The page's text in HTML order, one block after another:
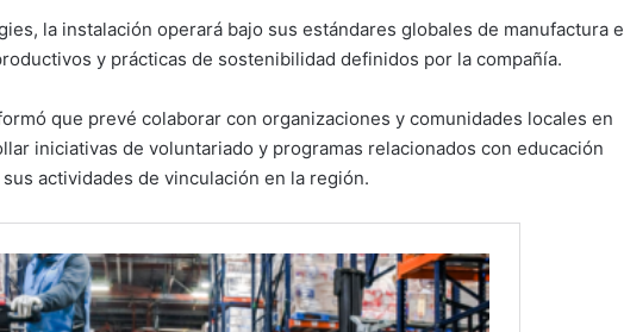
la instalación operará bajo sus estándares globales de manufactura e
y prácticas de sostenibilidad definidos por la compañía.
que prevé colaborar con organizaciones y comunidades locales en
iniciativas de voluntariado y programas relacionados con educación
actividades de vinculación en la región.